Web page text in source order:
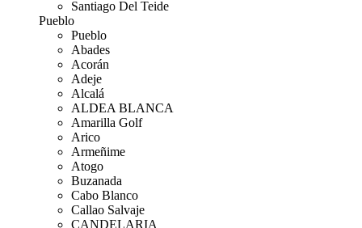
Santiago Del Teide
Pueblo
Pueblo
Abades
Acorán
Adeje
Alcalá
ALDEA BLANCA
Amarilla Golf
Arico
Armeñime
Atogo
Buzanada
Cabo Blanco
Callao Salvaje
CANDELARIA